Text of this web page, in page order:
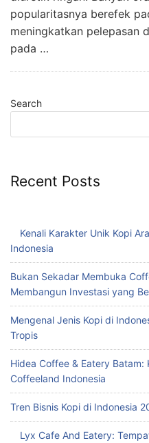
popularitasnya berefek
meningkatkan pelepasan
pada …
Search
Recent Posts
Kenali Karakter Unik Kopi
Indonesia
Bukan Sekadar Membuka
Membangun Investasi yang
Mengenal Jenis Kopi di
Tropis
Hidea Coffee & Eatery Batam:
Coffeeland Indonesia
Tren Bisnis Kopi di Indonesia
Lyx Cafe And Eatery: